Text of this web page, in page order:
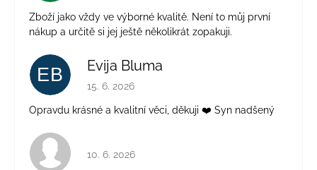
Zboží jako vždy ve výborné kvalitě. Není to můj první
nákup a určitě si jej ještě několikrát zopakuji.
EB Evija Bluma
Hodnocení obchodu je 5 z 5 hvězdiček.
15. 6. 2026
Opravdu krásné a kvalitní věci, děkuji ❤️ Syn nadšený
Hodnocení obchodu je 4 z 5 hvězdiček.
10. 6. 2026